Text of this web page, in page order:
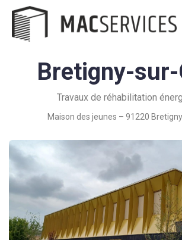
Bretigny-sur-
Travaux de réhabilitation
Maison des jeunes – 91220